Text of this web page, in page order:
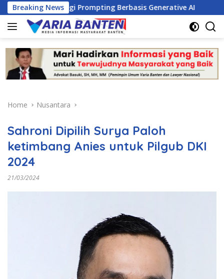
Skip
to
content
Breaking News
Strategi Prompting Berbasis Generative AI PKM
Home Nusantara
Sahroni Dipilih Surya Paloh
ketimbang Anies untuk Pilgub DKI
2024
21/03/2024